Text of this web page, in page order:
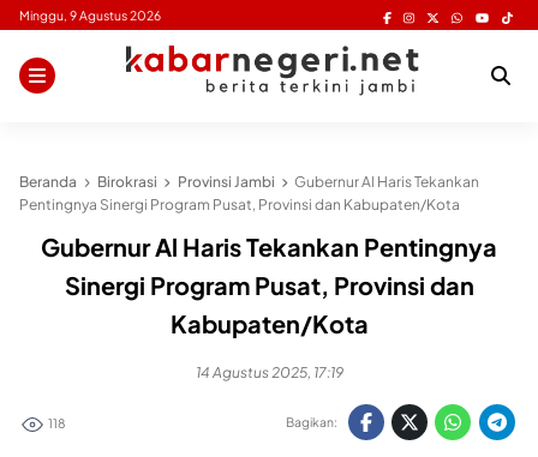
Skip
content
Minggu, 9 Agustus 2026
Beranda Birokrasi Provinsi Jambi
Gubernur Al Haris Tekankan
Pentingnya Sinergi Program Pusat, Provinsi dan Kabupaten/Kota
Gubernur Al Haris Tekankan Pentingnya
Sinergi Program Pusat, Provinsi dan
Kabupaten/Kota
14 Agustus 2025, 17:19
118 Bagikan: